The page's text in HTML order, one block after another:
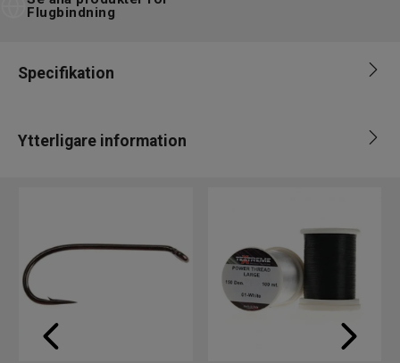
Flugbindning
Specifikation
Ytterligare information
EAN
762820162848